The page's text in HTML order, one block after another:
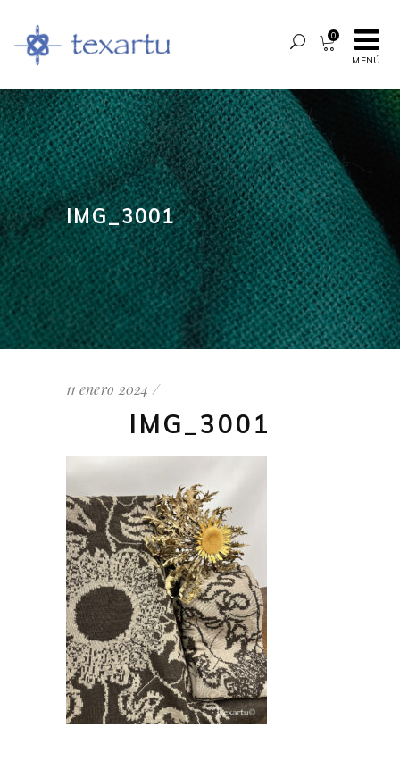
MENÚ
0
IMG_3001
11 enero 2024
IMG_3001